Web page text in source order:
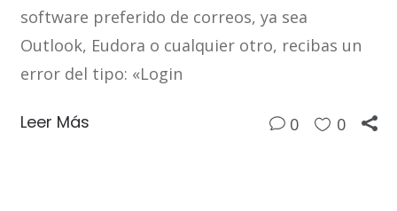
software preferido de correos, ya sea
Outlook, Eudora o cualquier otro, recibas un
error del tipo: «Login
Leer Más 0 0